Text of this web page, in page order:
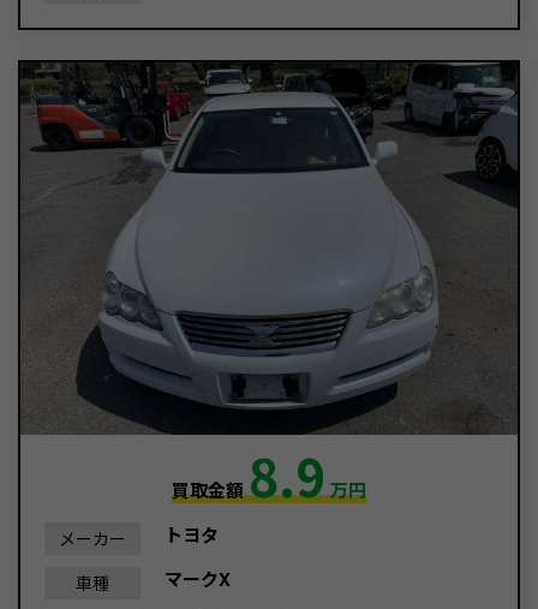
買取金額8.9万円
メーカー トヨタ
車種 マークX